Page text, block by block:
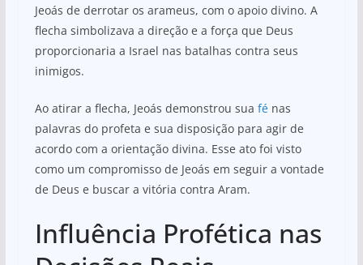
Jeoás de derrotar os arameus, com o apoio divino. A
flecha simbolizava a direção e a força que Deus
proporcionaria a Israel nas batalhas contra seus
inimigos.
Ao atirar a flecha, Jeoás demonstrou sua fénas
palavras do profeta e sua disposição para agir de
acordo com a orientação divina. Esse ato foi visto
como um compromisso de Jeoás em seguir a vontade
de Deus e buscar a vitória contra Aram.
Influência Profética nas